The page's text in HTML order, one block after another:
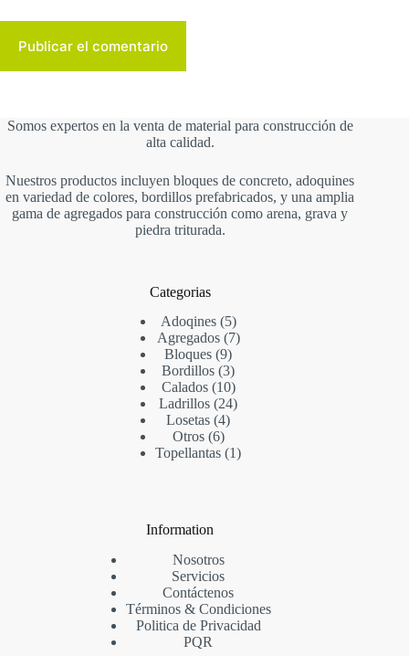
Publicar el comentario
Somos expertos en la venta de material para construcción de
alta calidad.
Nuestros productos incluyen bloques de concreto, adoquines
en variedad de colores, bordillos prefabricados, y una amplia
gama de agregados para construcción como arena, grava y
piedra triturada.
Categorias
Adoqines 5
Agregados 7
Bloques 9
Bordillos 3
Calados 10
Ladrillos 24
Losetas 4
Otros 6
Topellantas 1
Information
Nosotros
Servicios
Contáctenos
Términos & Condiciones
Politica de Privacidad
PQR